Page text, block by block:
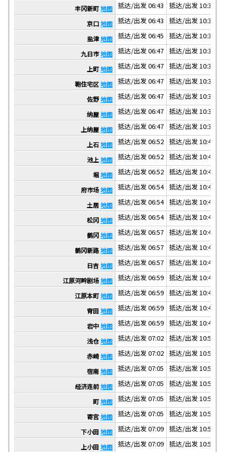
丰冈新町地图 抵达/出发 06:43 抵达/出发 10:32
京口地图 抵达/出发 06:43 抵达/出发 10:32
盐津地图 抵达/出发 06:45 抵达/出发 10:34
九日市地图 抵达/出发 06:47 抵达/出发 10:36
上町地图 抵达/出发 06:47 抵达/出发 10:36
鞄住宅区地图 抵达/出发 06:47 抵达/出发 10:36
佐野地图 抵达/出发 06:47 抵达/出发 10:36
纳屋地图 抵达/出发 06:47 抵达/出发 10:36
上纳屋地图 抵达/出发 06:47 抵达/出发 10:36
上石地图 抵达/出发 06:52 抵达/出发 10:41
池上地图 抵达/出发 06:52 抵达/出发 10:41
堀地图 抵达/出发 06:52 抵达/出发 10:41
府市场地图 抵达/出发 06:54 抵达/出发 10:43
土居地图 抵达/出发 06:54 抵达/出发 10:43
松冈地图 抵达/出发 06:54 抵达/出发 10:43
鹤冈地图 抵达/出发 06:57 抵达/出发 10:46
鹤冈新路地图 抵达/出发 06:57 抵达/出发 10:46
日吉地图 抵达/出发 06:57 抵达/出发 10:46
江原河畔剧场地图 抵达/出发 06:59 抵达/出发 10:48
江原本町地图 抵达/出发 06:59 抵达/出发 10:48
宵田 地图 抵达/出发 06:59 抵达/出发 10:48
岩中地图 抵达/出发 06:59 抵达/出发 10:48
浅仓地图 抵达/出发 07:02 抵达/出发 10:51
赤崎地图 抵达/出发 07:02 抵达/出发 10:51
宿南地图 抵达/出发 07:05 抵达/出发 10:54
经济连前地图 抵达/出发 07:05 抵达/出发 10:54
町地图 抵达/出发 07:05 抵达/出发 10:54
寄宫地图 抵达/出发 07:05 抵达/出发 10:54
下小田 地图 抵达/出发 07:09 抵达/出发 10:58
上小田 地图 抵达/出发 07:09 抵达/出发 10:58